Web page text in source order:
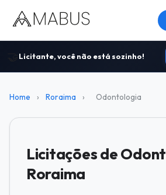
Licitante, você não está sozinho!
Home › Roraima › Odontologia
Licitações de
Roraima